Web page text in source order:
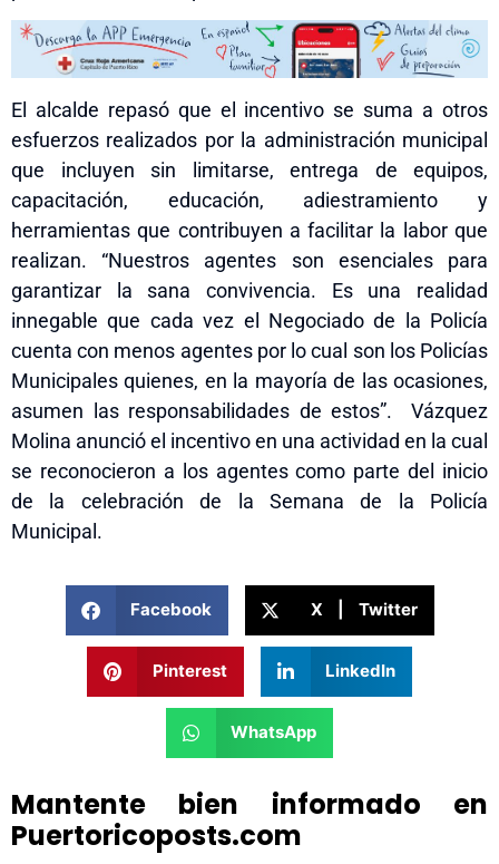
El alcalde repasó que el incentivo se suma a otros
esfuerzos realizados por la administración municipal
que incluyen sin limitarse, entrega de equipos,
capacitación, educación, adiestramiento y
herramientas que contribuyen a facilitar la labor que
realizan. “Nuestros agentes son esenciales para
garantizar la sana convivencia. Es una realidad
innegable que cada vez el Negociado de la Policía
cuenta con menos agentes por lo cual son los Policías
Municipales quienes, en la mayoría de las ocasiones,
asumen las responsabilidades de estos”. Vázquez
Molina anunció el incentivo en una actividad en la cual
se reconocieron a los agentes como parte del inicio
de la celebración de la Semana de la Policía
Municipal.
Facebook X | Twitter
Pinterest LinkedIn
WhatsApp
Mantente bien informado en
Puertoricoposts.com